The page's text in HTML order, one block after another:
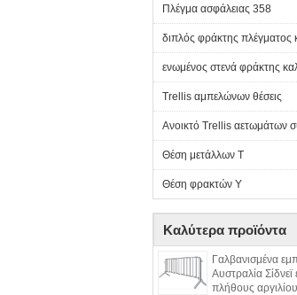
Πλέγμα ασφάλειας 358
διπλός φράκτης πλέγματος
ενωμένος στενά φράκτης
Trellis αμπελώνων θέσεις
Ανοικτό Trellis αετωμάτων
Θέση μετάλλων Τ
Θέση φρακτών Υ
Καλύτερα προϊόντα
Γαλβανισμένα
Αυστραλία Σίδνεϊ
πλήθους